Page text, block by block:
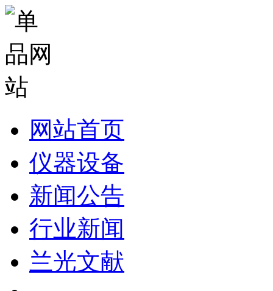
网站首页
仪器设备
新闻公告
行业新闻
兰光文献